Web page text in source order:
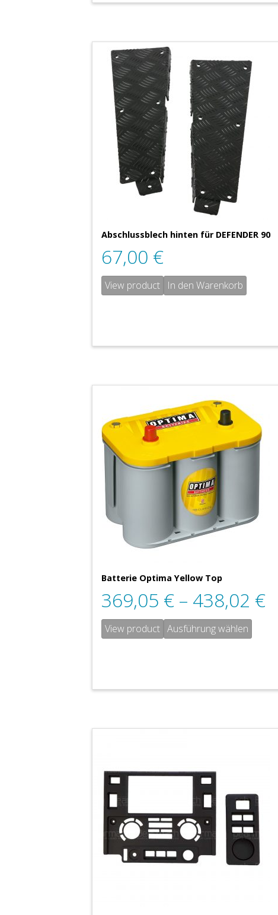
Abschlussblech hinten für DEFENDER 90
67,00 €
View product In den Warenkorb
Batterie Optima Yellow Top
369,05 € – 438,02 €
View product Ausführung wählen